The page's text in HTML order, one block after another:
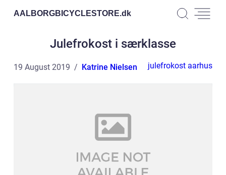
AALBORGBICYCLESTORE.dk
Julefrokost i særklasse
19 August 2019 Katrine Nielsen julefrokost aarhus